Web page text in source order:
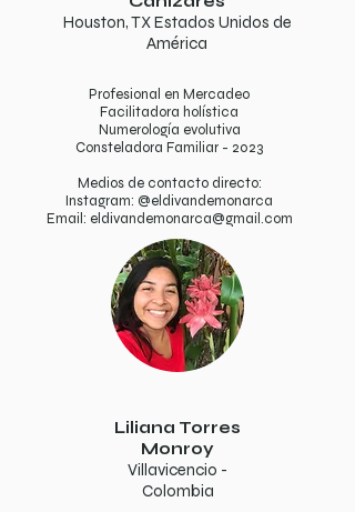
Houston, TX Estados Unidos de
América
Profesional en Mercadeo
Facilitadora holística
Numerología evolutiva
Consteladora Familiar - 2023
Medios de contacto directo:
Instagram: @eldivandemonarca
Email: eldivandemonarca@gmail.com
Liliana Torres
Monroy
Villavicencio -
Colombia